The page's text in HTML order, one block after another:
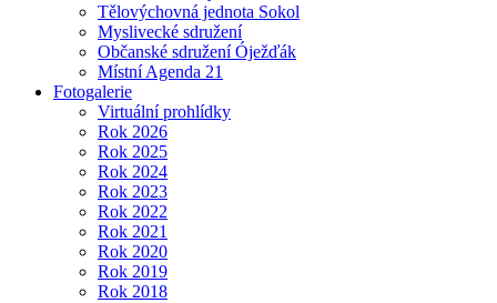
Tělovýchovná jednota Sokol
Myslivecké sdružení
Občanské sdružení Óježďák
Místní Agenda 21
Fotogalerie
Virtuální prohlídky
Rok 2026
Rok 2025
Rok 2024
Rok 2023
Rok 2022
Rok 2021
Rok 2020
Rok 2019
Rok 2018